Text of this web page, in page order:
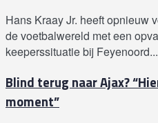
Hans Kraay Jr. heeft opnieuw
de voetbalwereld met een
keeperssituatie bij
Blind terug naar Ajax?
moment”